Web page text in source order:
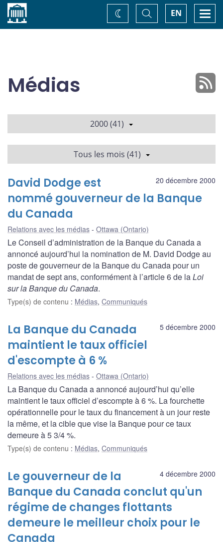
Accueil EN
Basculer
la
recherche
Changez
de
Médias
2000 (41)
Tous les mois (41)
20 décembre 2000
David Dodge est
nommé gouverneur de la Banque
du Canada
Relations avec les médias Ottawa (Ontario)
Le Conseil d’administration de la Banque du Canada a
annoncé aujourd’hui la nomination de M. David Dodge au
poste de gouverneur de la Banque du Canada pour un
mandat de sept ans, conformément à l’article 6 de laLoi
sur la Banque du Canada.
Type(s) de contenu : Médias, Communiqués
5 décembre 2000
La Banque du Canada
maintient le taux officiel
d'escompte à 6 %
Relations avec les médias Ottawa (Ontario)
La Banque du Canada a annoncé aujourd’hui qu’elle
maintient le taux officiel d’escompte à 6 %. La fourchette
opérationnelle pour le taux du financement à un jour reste
la même, et la cible que vise la Banque pour ce taux
demeure à 5 3/4 %.
Type(s) de contenu : Médias, Communiqués
4 décembre 2000
Le gouverneur de la
Banque du Canada conclut qu'un
régime de changes flottants
demeure le meilleur choix pour le
Canada